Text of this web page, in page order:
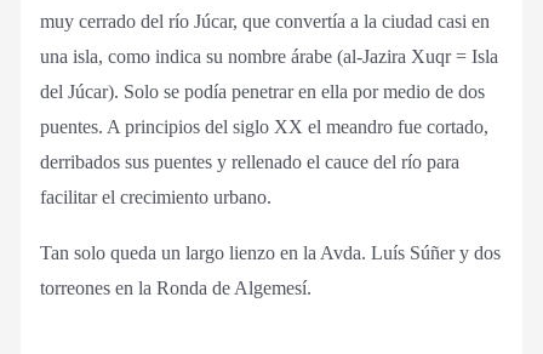
muy cerrado del río Júcar, que convertía a la ciudad casi en
una isla, como indica su nombre árabe (al-Jazira Xuqr = Isla
del Júcar). Solo se podía penetrar en ella por medio de dos
puentes. A principios del siglo XX el meandro fue cortado,
derribados sus puentes y rellenado el cauce del río para
facilitar el crecimiento urbano.
Tan solo queda un largo lienzo en la Avda. Luís Súñer y dos
torreones en la Ronda de Algemesí.